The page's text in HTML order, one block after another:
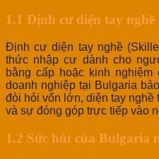
1.1 Định cư diện tay nghề
Định cư diện tay nghề
thức nhập cư dành cho
bằng cấp hoặc kinh
doanh nghiệp tại Bulgaria
đòi hỏi vốn lớn, diện tay nghề
và sự đóng góp trực tiếp vào
1.2 Sức hút của Bulgaria